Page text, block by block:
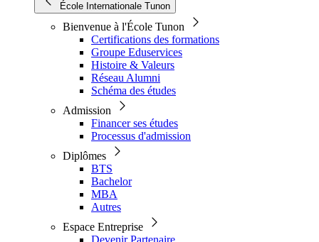
École Internationale Tunon
Bienvenue à l'École Tunon
Certifications des formations
Groupe Eduservices
Histoire & Valeurs
Réseau Alumni
Schéma des études
Admission
Financer ses études
Processus d'admission
Diplômes
BTS
Bachelor
MBA
Autres
Espace Entreprise
Devenir Partenaire